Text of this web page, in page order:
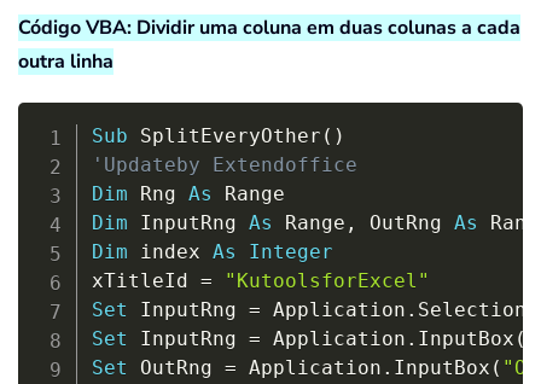
Código VBA: Dividir uma coluna em duas colunas a cada
outra linha
Sub SplitEveryOther ( )
'Updateby Extendoffice
Dim Rng As
Dim InputRng As Range , OutRng As
Dim index As
Integer
xTitleId =
"KutoolsforExcel"
Set InputRng = Application .
Set InputRng = Application . InputBox (
Set OutRng = Application . InputBox (